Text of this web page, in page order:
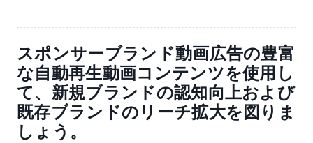
スポンサーブランド動画広告の豊富
な自動再生動画コンテンツを使用し
て、新規ブランドの認知向上および
既存ブランドのリーチ拡大を図りま
しょう。